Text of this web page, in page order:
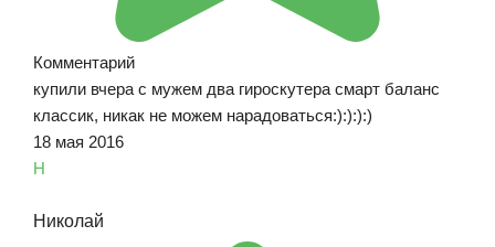
Комментарий
купили вчера с мужем два гироскутера смарт баланс
классик, никак не можем нарадоваться:):):):)
18 мая 2016
Н
Николай